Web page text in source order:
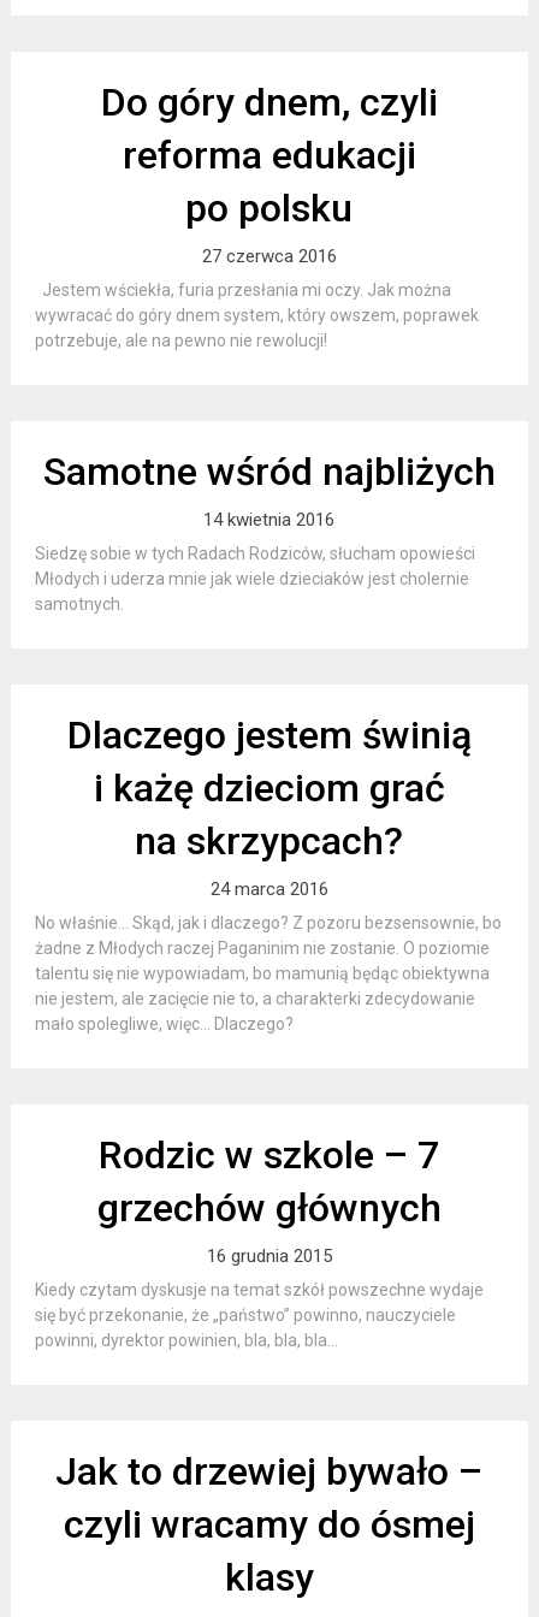
Do góry dnem, czyli
reforma edukacji
po polsku
27 czerwca 2016
Jestem wściekła, furia przesłania mi oczy. Jak można
wywracać do góry dnem system, który owszem, poprawek
potrzebuje, ale na pewno nie rewolucji!
Samotne wśród najbliżych
14 kwietnia 2016
Siedzę sobie w tych Radach Rodziców, słucham opowieści
Młodych i uderza mnie jak wiele dzieciaków jest cholernie
samotnych.
Dlaczego jestem świnią
i każę dzieciom grać
na skrzypcach?
24 marca 2016
No właśnie… Skąd, jak i dlaczego? Z pozoru bezsensownie, bo
żadne z Młodych raczej Paganinim nie zostanie. O poziomie
talentu się nie wypowiadam, bo mamunią będąc obiektywna
nie jestem, ale zacięcie nie to, a charakterki zdecydowanie
mało spolegliwe, więc… Dlaczego?
Rodzic w szkole – 7
grzechów głównych
16 grudnia 2015
Kiedy czytam dyskusje na temat szkół powszechne wydaje
się być przekonanie, że „państwo” powinno, nauczyciele
powinni, dyrektor powinien, bla, bla, bla…
Jak to drzewiej bywało –
czyli wracamy do ósmej
klasy